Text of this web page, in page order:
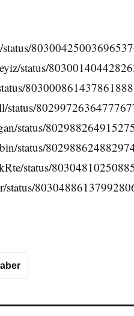
status/
803000861437861888
status/
status/
status/
status/
status/